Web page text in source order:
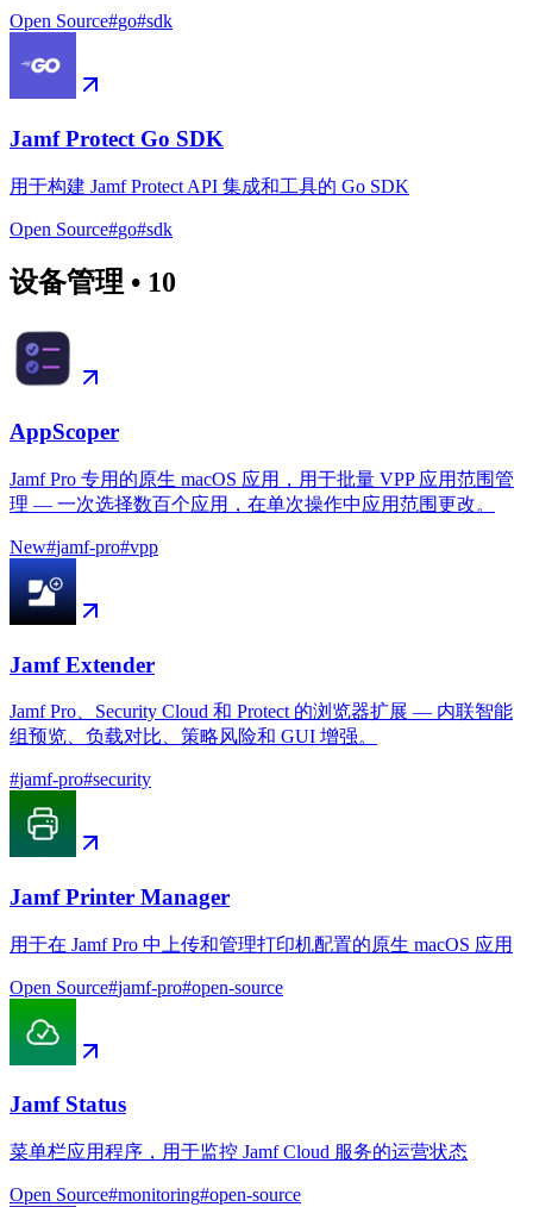
Open Source#go#sdk
Jamf Protect Go SDK
用于构建 Jamf Protect API 集成和工具的 Go SDK
Open Source#go#sdk
设备管理 • 10
AppScoper
Jamf Pro 专用的原生 macOS 应用，用于批量 VPP 应用范围管
理 — 一次选择数百个应用，在单次操作中应用范围更改。
New#jamf-pro#vpp
Jamf Extender
Jamf Pro、Security Cloud 和 Protect 的浏览器扩展 — 内联智能
组预览、负载对比、策略风险和 GUI 增强。
#jamf-pro#security
Jamf Printer Manager
用于在 Jamf Pro 中上传和管理打印机配置的原生 macOS 应用
Open Source#jamf-pro#open-source
Jamf Status
菜单栏应用程序，用于监控 Jamf Cloud 服务的运营状态
Open Source#monitoring#open-source